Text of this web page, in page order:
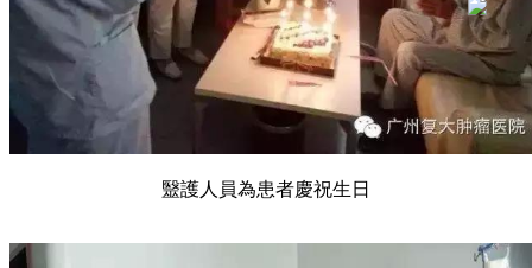
毉護人員為患者慶祝生日